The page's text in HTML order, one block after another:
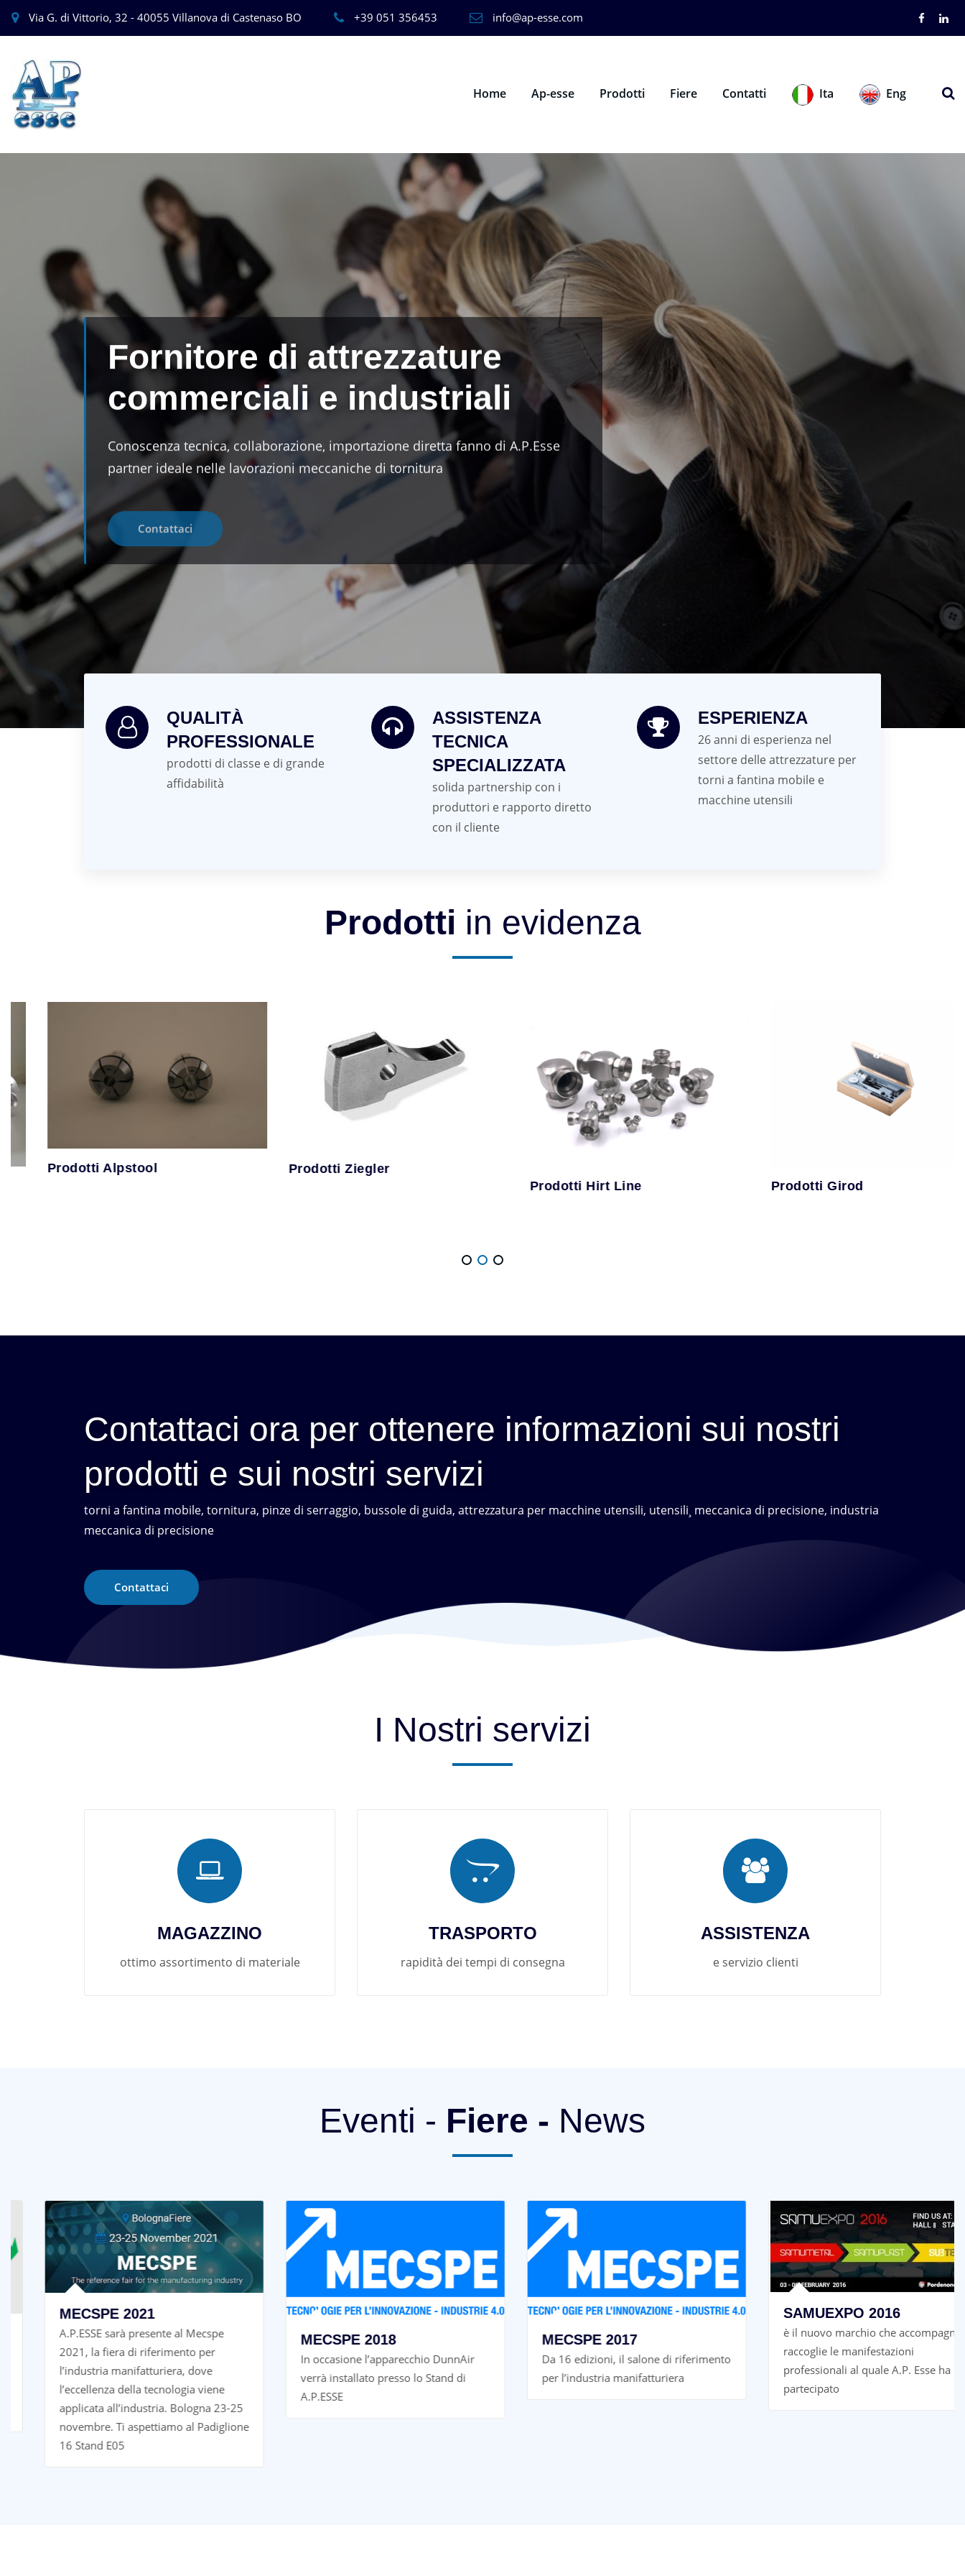
Via G. di Vittorio, 32 - 40055 Villanova di Castenaso BO +39 051 356453 info@ap-esse.com
Home Ap-esse Prodotti Fiere Contatti Ita Eng
Fornitore di attrezzature
commerciali e industriali
Conoscenza tecnica, collaborazione, importazione diretta fanno di A.P.Esse
partner ideale nelle lavorazioni meccaniche di tornitura
QUALITÀ
PROFESSIONALE
prodotti di classe e di grande
affidabilità
ASSISTENZA
TECNICA
SPECIALIZZATA
solida partnership con i
produttori e rapporto diretto
con il cliente
ESPERIENZA
26 anni di esperienza nel
settore delle attrezzature per
torni a fantina mobile e
macchine utensili
Prodotti in evidenza
Prodotti Alpstool
Prodotti Ziegler
Prodotti Hirt Line
Prodotti Girod
Contattaci ora per ottenere informazioni sui nostri
prodotti e sui nostri servizi
torni a fantina mobile, tornitura, pinze di serraggio, bussole di guida, attrezzatura per macchine utensili, utensili¸ meccanica di precisione, industria
meccanica di precisione
Contattaci
I Nostri servizi
MAGAZZINO
ottimo assortimento di materiale
TRASPORTO
rapidità dei tempi di consegna
ASSISTENZA
e servizio clienti
Eventi - Fiere - News
MECSPE 2021
A.P.ESSE sarà presente al Mecspe
2021, la fiera di riferimento per
l’industria manifatturiera, dove
l’eccellenza della tecnologia viene
applicata all’industria. Bologna 23-25
novembre. Ti aspettiamo al Padiglione
16 Stand E05
MECSPE 2018
In occasione l’apparecchio DunnAir
verrà installato presso lo Stand di
A.P.ESSE
MECSPE 2017
Da 16 edizioni, il salone di riferimento
per l’industria manifatturiera
SAMUEXPO 2016
è il nuovo marchio che accompagna e
raccoglie le manifestazioni
professionali al quale A.P. Esse ha
partecipato